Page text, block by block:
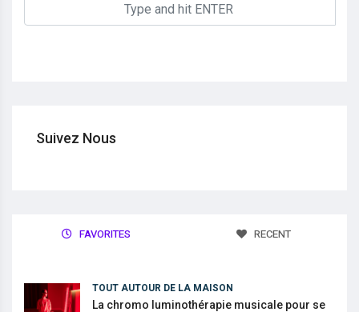
Suivez Nous
FAVORITES RECENT
TOUT AUTOUR DE LA MAISON
La chromo luminothérapie musicale pour se